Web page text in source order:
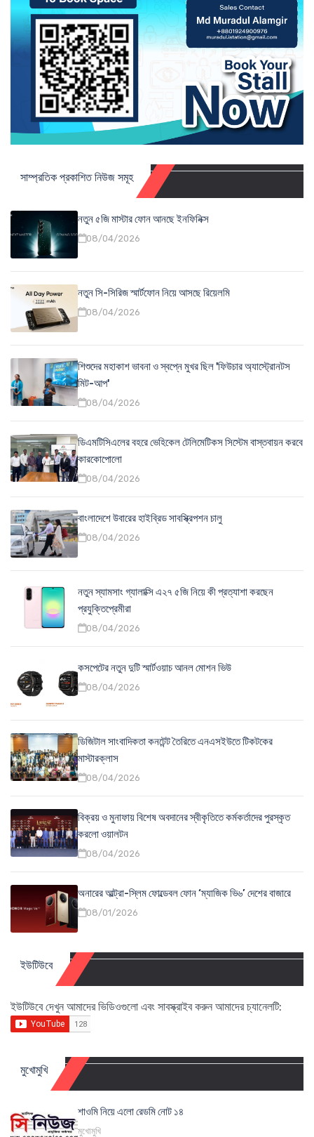
সাম্প্রতিক প্রকাশিত নিউজ সমূহ
নতুন ৫জি মাস্টার ফোন আনছে ইনফিনিক্স
08/04/2026
নতুন সি-সিরিজ স্মার্টফোন নিয়ে আসছে রিয়েলমি
08/04/2026
শিশুদের মহাকাশ ভাবনা ও স্বপ্নে মুখর ছিল 'ফিউচার অ্যাস্ট্রোনটস
মিট-আপ'
08/04/2026
ডিএমটিসিএলের বহরে ভেহিকেল টেলিমেটিকস সিস্টেম বাস্তবায়ন করবে
কারকোপোলো
08/04/2026
বাংলাদেশে উবারের হাইব্রিড সাবস্ক্রিপশন চালু
08/04/2026
নতুন স্যামসাং গ্যালাক্সি এ২৭ ৫জি নিয়ে কী প্রত্যাশা করছেন
প্রযুক্তিপ্রেমীরা
08/04/2026
কসপেটের নতুন দুটি স্মার্টওয়াচ আনল মোশন ভিউ
08/04/2026
ডিজিটাল সাংবাদিকতা কনটেন্ট তৈরিতে এনএসইউতে টিকটকের
মাস্টারক্লাস
08/04/2026
বিক্রয় ও মুনাফায় বিশেষ অবদানের স্বীকৃতিতে কর্মকর্তাদের পুরস্কৃত
করলো ওয়ালটন
08/04/2026
অনারের আল্ট্রা-স্লিম ফোল্ডেবল ফোন ‘ম্যাজিক ভি৬’ দেশের বাজারে
08/01/2026
ইউটিউবে
ইউটিউবে দেখুন আমাদের ভিডিওগুলো এবং সাবস্ক্রাইব করুন আমাদের চ্যানেলটি:
মুখোমুখি
শাওমি নিয়ে এলো রেডমি নোট ১৪
মুখোমুখি